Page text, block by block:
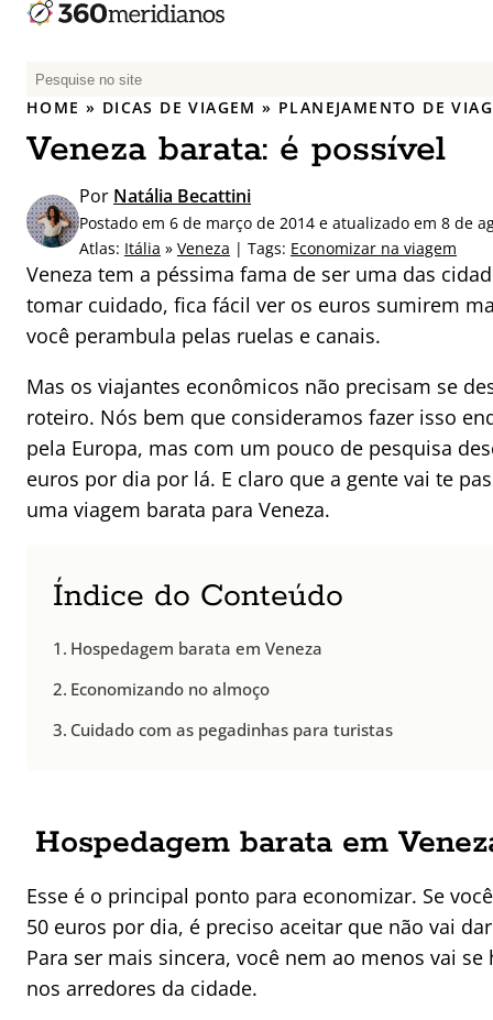
P
e
q
i
s
r
p
o
:
HOME » DICAS DE VIAGEM » PLANEJAMENTO DE
Veneza barata: é possível
Por Natália Becattini
Postado em 6 de março de 2014 e atualizado em 8 de
Atlas: Itália » Veneza | Tags: Economizar na viagem
Veneza tem a péssima fama de ser uma das
tomar cuidado, fica fácil ver os euros sumirem
você perambula pelas ruelas e canais.
Mas os viajantes econômicos não precisam se
roteiro. Nós bem que consideramos fazer isso
pela Europa, mas com um pouco de pesquisa
euros por dia por lá. E claro que a gente vai te
uma viagem barata para Veneza.
Índice do Conteúdo
Hospedagem barata em Veneza
Economizando no almoço
Cuidado com as pegadinhas para turistas
Hospedagem barata em
Esse é o principal ponto para economizar. Se
50 euros por dia, é preciso aceitar que não vai
Para ser mais sincera, você nem ao menos vai
nos arredores da cidade.